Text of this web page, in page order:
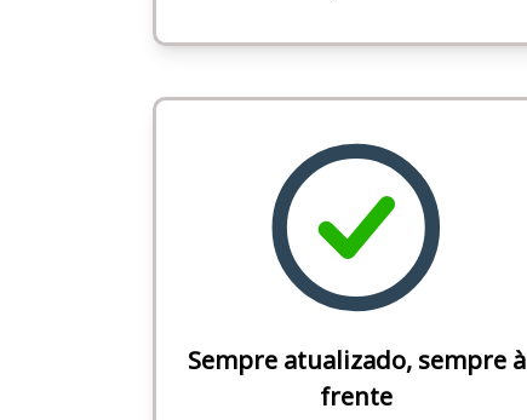
Sempre atualizado, sempre à
frente